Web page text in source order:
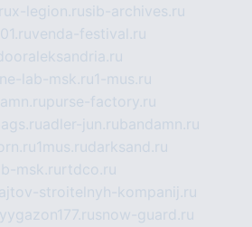
x-legion.rusib-archives.ru
venda-festival.ru
lab-msk.ru1-mus.ru
purse-factory.ru
adler-jun.rubandamn.ru
1mus.rudarksand.ru
msk.ru rtdco.ru
stroitelnyh-kompanij.ru
snow-guard.ru